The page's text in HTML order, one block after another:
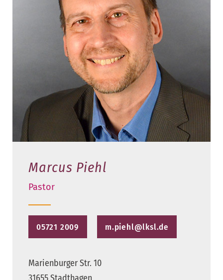
Marcus Piehl
Pastor
05721 2009 m.piehl@lksl.de
Marienburger Str. 10